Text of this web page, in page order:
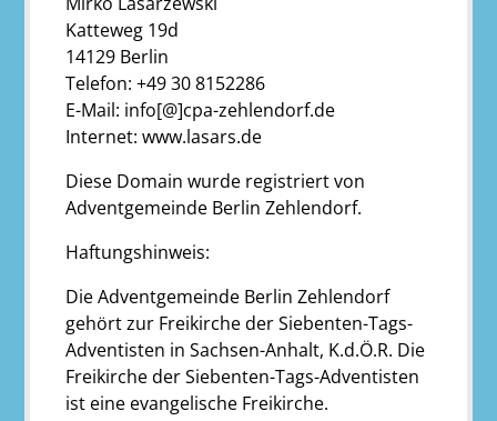
Katteweg 19d
14129 Berlin
Telefon: +49 30 8152286
E-Mail: info[@]cpa-zehlendorf.de
Internet: www.lasars.de
Diese Domain wurde registriert von
Adventgemeinde Berlin Zehlendorf.
Haftungshinweis:
Die Adventgemeinde Berlin Zehlendorf
gehört zur Freikirche der Siebenten-Tags-
Adventisten in Sachsen-Anhalt, K.d.Ö.R. Die
Freikirche der Siebenten-Tags-Adventisten
ist eine evangelische Freikirche.